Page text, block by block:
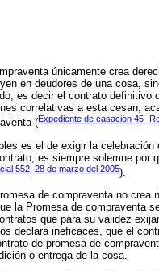
únicamente crea
en deudores de una cosa,
es decir el contrato definitivo
correlativas a esta cesan,
(Expediente de casación 45-
es el de exigir la
es siempre solemne por
552, 28 de marzo del 2005).
de compraventa no crea
la Promesa de compraventa
que para su validez
declara ineficaces, que el
de promesa de
o entrega de la cosa.